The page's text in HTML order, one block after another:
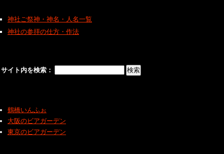
神社ご祭神・神名・人名一覧
神社の参拝の仕方・作法
サイト内を検索：
鶴橋いんふぉ
大阪のビアガーデン
東京のビアガーデン